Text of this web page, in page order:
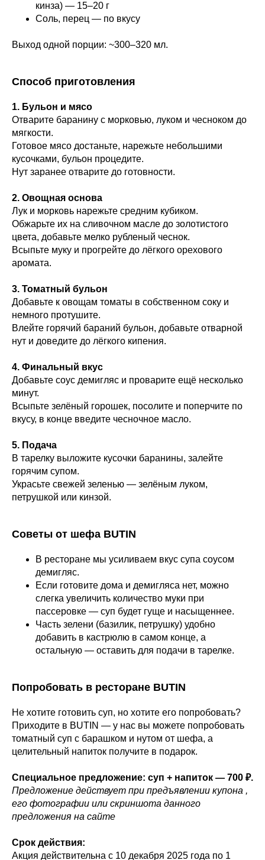
кинза) — 15–20 г
Соль, перец — по вкусу
Выход одной порции: ~300–320 мл.
Способ приготовления
1. Бульон и мясо
Отварите баранину с морковью, луком и чесноком до
мягкости.
Готовое мясо достаньте, нарежьте небольшими
кусочками, бульон процедите.
Нут заранее отварите до готовности.
2. Овощная основа
Лук и морковь нарежьте средним кубиком.
Обжарьте их на сливочном масле до золотистого
цвета, добавьте мелко рубленый чеснок.
Всыпьте муку и прогрейте до лёгкого орехового
аромата.
3. Томатный бульон
Добавьте к овощам томаты в собственном соку и
немного протушите.
Влейте горячий бараний бульон, добавьте отварной
нут и доведите до лёгкого кипения.
4. Финальный вкус
Добавьте соус демигляс и проварите ещё несколько
минут.
Всыпьте зелёный горошек, посолите и поперчите по
вкусу, в конце введите чесночное масло.
5. Подача
В тарелку выложите кусочки баранины, залейте
горячим супом.
Украсьте свежей зеленью — зелёным луком,
петрушкой или кинзой.
Советы от шефа BUTIN
В ресторане мы усиливаем вкус супа соусом
демигляс.
Если готовите дома и демигляса нет, можно
слегка увеличить количество муки при
пассеровке — суп будет гуще и насыщеннее.
Часть зелени (базилик, петрушку) удобно
добавить в кастрюлю в самом конце, а
остальную — оставить для подачи в тарелке.
Попробовать в ресторане BUTIN
Не хотите готовить суп, но хотите его попробовать?
Приходите в BUTIN — у нас вы можете попробовать
томатный суп с барашком и нутом от шефа, а
целительный напиток получите в подарок.
Специальное предложение: суп + напиток — 700 ₽.
Предложение действует при предъявлении купона ,
его фотографии или скриншота данного
предложения на сайте
Срок действия:
Акция действительна с 10 декабря 2025 года по 1